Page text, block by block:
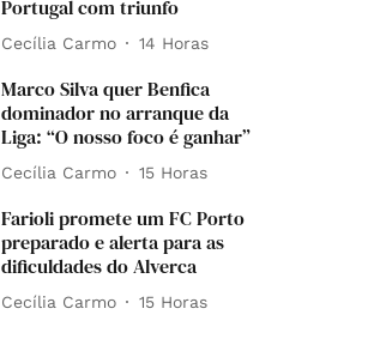
Portugal com triunfo
Cecília Carmo 14 Horas
Marco Silva quer Benfica
dominador no arranque da
Liga: “O nosso foco é ganhar”
Cecília Carmo 15 Horas
Farioli promete um FC Porto
preparado e alerta para as
dificuldades do Alverca
Cecília Carmo 15 Horas